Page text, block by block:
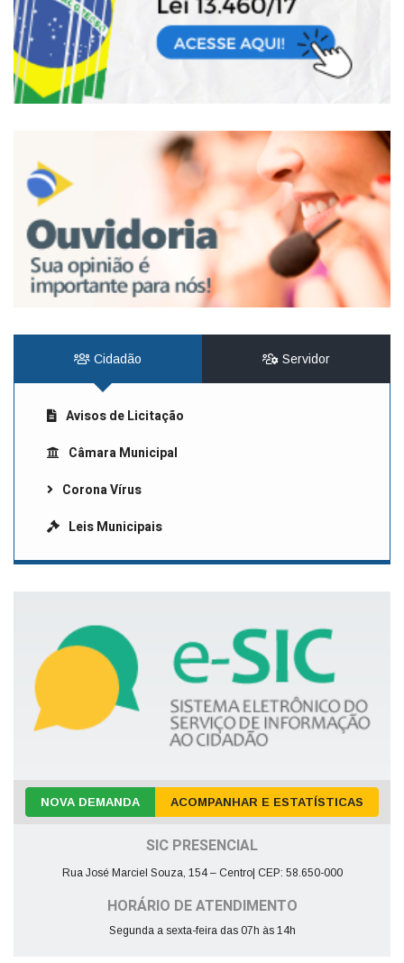
Cidadão Servidor
Avisos de Licitação
Câmara Municipal
Corona Vírus
Leis Municipais
NOVA DEMANDA ACOMPANHAR E ESTATÍSTICAS
SIC PRESENCIAL
Rua José Marciel Souza, 154 – Centro| CEP: 58.650-000
HORÁRIO DE ATENDIMENTO
Segunda a sexta-feira das 07h às 14h